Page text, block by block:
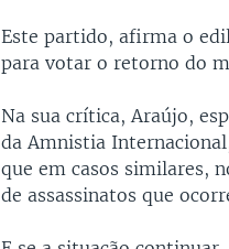
Este partido, afirma o
para votar o retorno do
Na sua crítica, Araújo,
da Amnistia
que em casos similares,
de assassinatos que